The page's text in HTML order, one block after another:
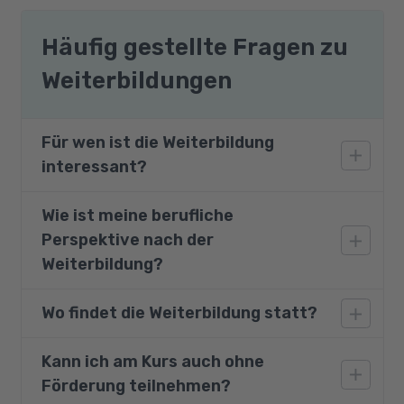
Häufig gestellte Fragen zu
Weiterbildungen
Für wen ist die Weiterbildung
interessant?
Diese Weiterbildung wendet sich an Personen,
die Aufgaben im Bereich Büroverwaltung und
Sekretariat übernehmen möchten, aber nur
Wie ist meine berufliche
Perspektive nach der
Weiterbildung?
Aufgrund ihrer Vielseitigkeit sind Mitarbeiter
Branchen bzw. Tätigkeitsfelder im
Unternehmen echte Allrounder. Die
Wo findet die Weiterbildung statt?
Die Teilnahme ist an einem unserer
Partnerstandorte oder - bei Zustimmung des
Kann ich am Kurs auch ohne
Förderung teilnehmen?